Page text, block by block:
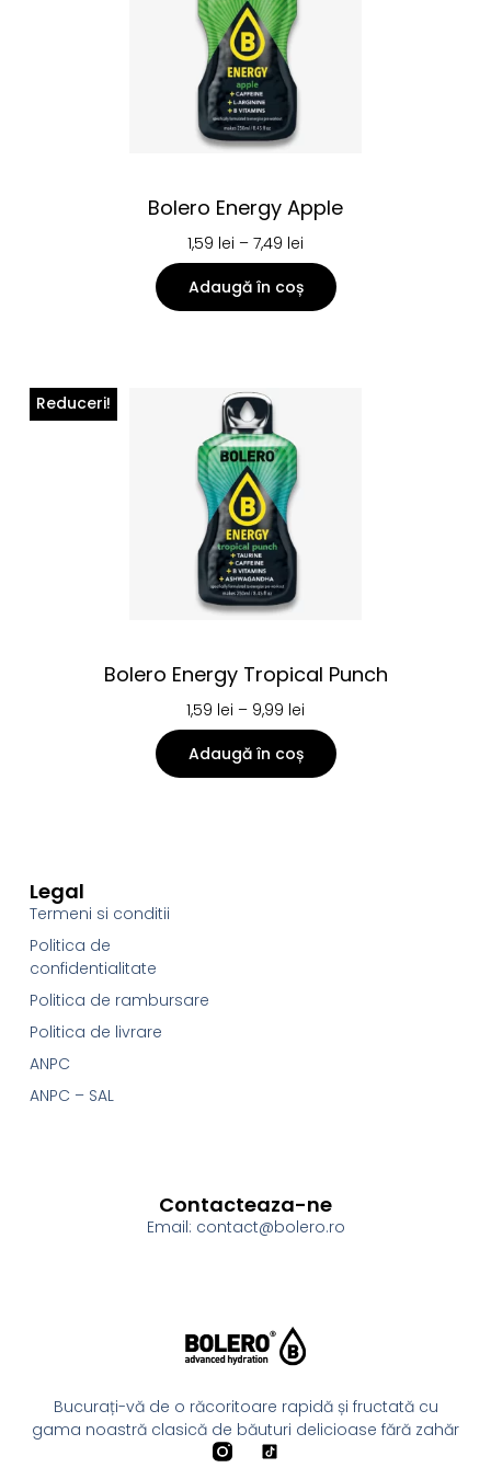
Bolero Energy Apple
1,59 lei – 7,49 lei
Adaugă în coș
Reduceri!
Bolero Energy Tropical Punch
1,59 lei – 9,99 lei
Adaugă în coș
Bucurați-vă de o răcoritoare rapidă și fructată cu
gama noastră clasică de băuturi delicioase fără zahăr
Legal
Termeni si conditii
Politica de
confidentialitate
Politica de rambursare
Politica de livrare
ANPC
ANPC – SAL
Contacteaza-ne
Email: contact@bolero.ro